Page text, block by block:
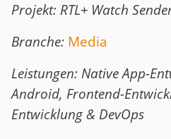
Projekt: RTL+ Watch
Branche: Media
Leistungen: Native App-
Android, Frontend-
Entwicklung & DevOps